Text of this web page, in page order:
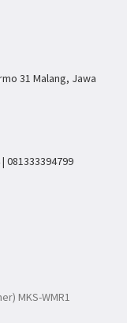
31 Malang, Jawa
081333394799
MKS-WMR1